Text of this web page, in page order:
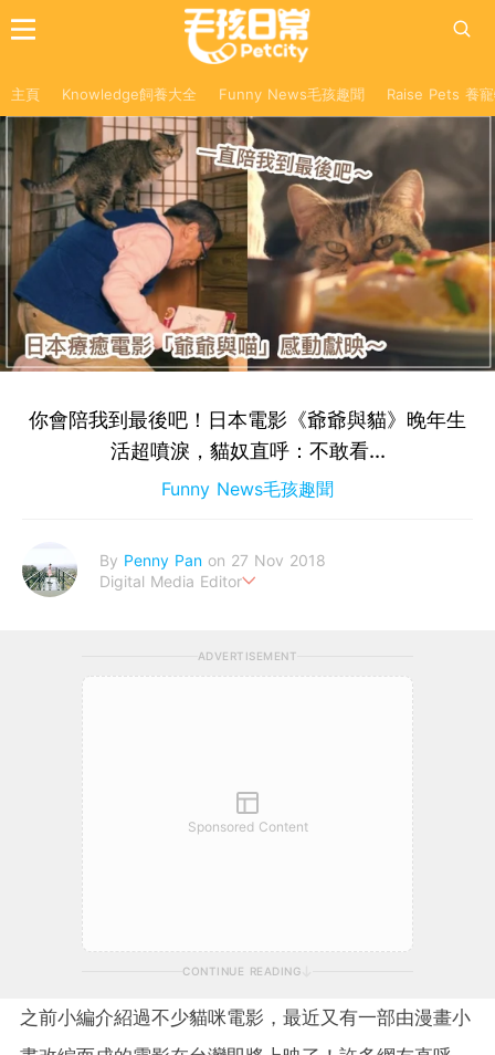
主頁 Knowledge飼養大全 Funny News毛孩趣聞 Raise Pets 養
你會陪我到最後吧！日本電影《爺爺與貓》晚年生
活超噴淚，貓奴直呼：不敢看...
Funny News毛孩趣聞
By Penny Pan on 27 Nov 2018
Digital Media Editor
ADVERTISEMENT
Sponsored Content
CONTINUE READING
之前小編介紹過不少貓咪電影，最近又有一部由漫畫小